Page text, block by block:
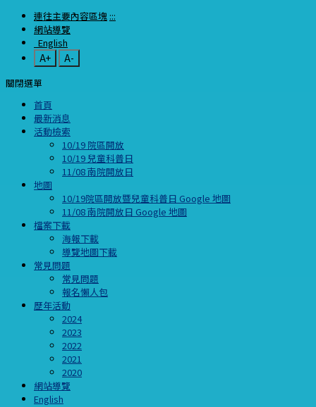
連往主要內容區塊 :::
網站導覽
English
A+
A-
關閉選單
首頁
最新消息
活動檢索
10/19 院區開放
10/19 兒童科普日
11/08 南院開放日
地圖
10/19院區開放暨兒童科普日 Google 地圖
11/08 南院開放日 Google 地圖
檔案下載
海報下載
導覽地圖下載
常見問題
常見問題
報名懶人包
歷年活動
2024
2023
2022
2021
2020
網站導覽
English